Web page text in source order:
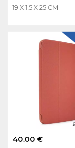
19 X 1.5 X 25 CM
40.00 €